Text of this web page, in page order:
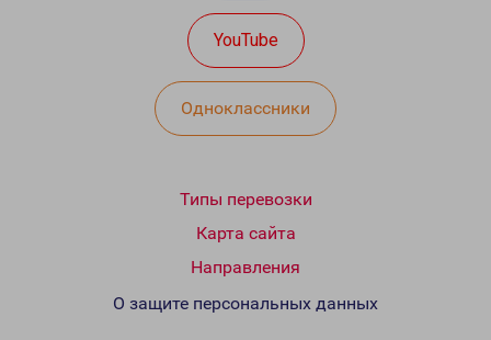
YouTube
Одноклассники
Типы перевозки
Карта сайта
Направления
О защите персональных данных